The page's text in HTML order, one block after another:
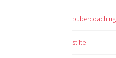
pubercoaching
stilte